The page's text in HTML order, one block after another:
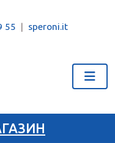
55 speroni.it